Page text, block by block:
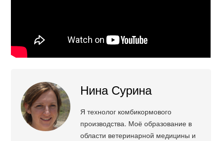
Нина Сурина
Я технолог комбикормового
производства. Моё образование в
области ветеринарной медицины и